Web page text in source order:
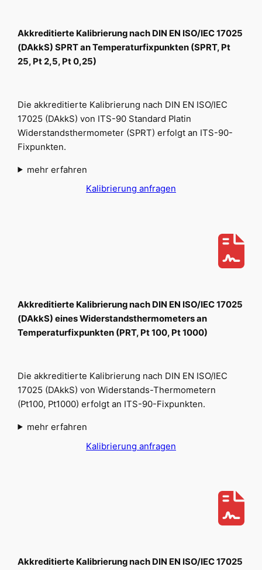
Akkreditierte Kalibrierung nach DIN EN ISO/IEC 17025
(DAkkS) SPRT an Temperaturfixpunkten (SPRT, Pt
25, Pt 2,5, Pt 0,25)
Die akkreditierte Kalibrierung nach DIN EN ISO/IEC
17025 (DAkkS) von ITS-90 Standard Platin
Widerstandsthermometer (SPRT) erfolgt an ITS-90-
Fixpunkten.
mehr erfahren
Kalibrierung anfragen
Akkreditierte Kalibrierung nach DIN EN ISO/IEC 17025
(DAkkS) eines Widerstandsthermometers an
Temperaturfixpunkten (PRT, Pt 100, Pt 1000)
Die akkreditierte Kalibrierung nach DIN EN ISO/IEC
17025 (DAkkS) von Widerstands-Thermometern
(Pt100, Pt1000) erfolgt an ITS-90-Fixpunkten.
mehr erfahren
Kalibrierung anfragen
Akkreditierte Kalibrierung nach DIN EN ISO/IEC 17025